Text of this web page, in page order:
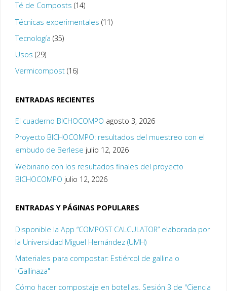
Té de Composts (14)
Técnicas experimentales (11)
Tecnología (35)
Usos (29)
Vermicompost(16)
ENTRADAS RECIENTES
El cuaderno BICHOCOMPO agosto 3, 2026
Proyecto BICHOCOMPO: resultados del muestreo con el
embudo de Berlese julio 12, 2026
Webinario con los resultados finales del proyecto
BICHOCOMPO julio 12, 2026
ENTRADAS Y PÁGINAS POPULARES
Disponible la App “COMPOST CALCULATOR” elaborada por
la Universidad Miguel Hernández (UMH)
Materiales para compostar: Estiércol de gallina o
"Gallinaza"
Cómo hacer compostaje en botellas. Sesión 3 de "Ciencia